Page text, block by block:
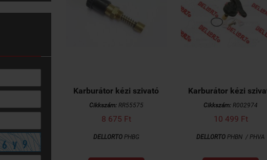
Karburátor kézi szivató
Cikkszám:RR55575
8 675 Ft
DELLORTOPHBG
Karburátor kézi
Cikkszám: R002974
10 499 Ft
DELLORTOPHBN /PHVA